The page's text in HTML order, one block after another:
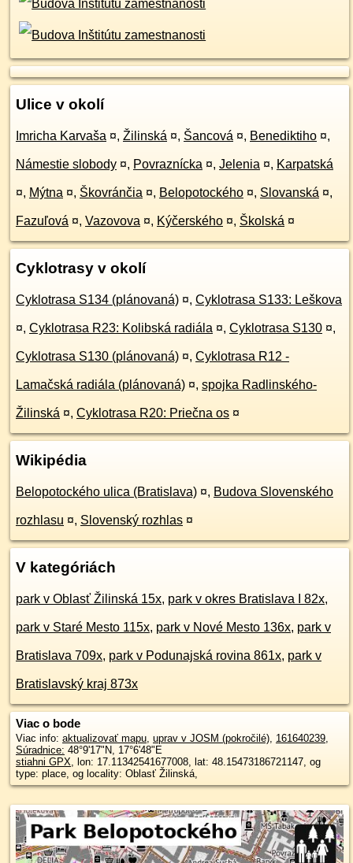
Ulice v okolí
Imricha Karvaša ¤, Žilinská ¤, Šancová ¤, Benediktiho ¤,
Námestie slobody ¤, Povraznícka ¤, Jelenia ¤, Karpatská
¤, Mýtna ¤, Škovránčia ¤, Belopotockého ¤, Slovanská ¤,
Fazuľová ¤, Vazovova ¤, Kýčerského ¤, Školská ¤
Cyklotrasy v okolí
Cyklotrasa S134 (plánovaná) ¤, Cyklotrasa S133: Leškova
¤, Cyklotrasa R23: Kolibská radiála ¤, Cyklotrasa S130 ¤,
Cyklotrasa S130 (plánovaná) ¤, Cyklotrasa R12 -
Lamačská radiála (plánovaná) ¤, spojka Radlinského-
Žilinská ¤, Cyklotrasa R20: Priečna os ¤
Wikipédia
Belopotockého ulica (Bratislava) ¤, Budova Slovenského
rozhlasu ¤, Slovenský rozhlas ¤
V kategóriách
park v Oblasť Žilinská 15x, park v okres Bratislava I 82x,
park v Staré Mesto 115x, park v Nové Mesto 136x, park v
Bratislava 709x, park v Podunajská rovina 861x, park v
Bratislavský kraj 873x
Viac o bode
Viac info: aktualizovať mapu, uprav v JOSM (pokročilé), 161640239,
Súradnice: 48°9'17"N, 17°6'48"E
stiahni GPX, lon: 17.11342541677008, lat: 48.15473186721147, og
type: place, og locality: Oblasť Žilinská,